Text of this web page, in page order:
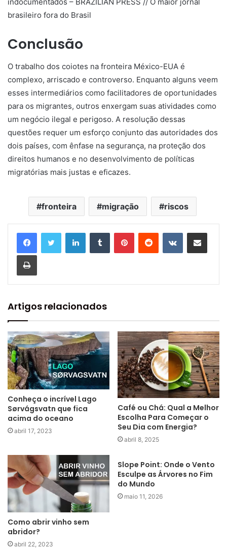
Conclusão
O trabalho dos coiotes na fronteira México-EUA é
complexo, arriscado e controverso. Enquanto alguns veem
esses intermediários como facilitadores de oportunidades
para os migrantes, outros enxergam suas atividades como
um negócio ilegal e perigoso. A resolução dessas
questões requer um esforço conjunto das autoridades dos
dois países, com ênfase na segurança, na proteção dos
direitos humanos e no desenvolvimento de políticas
migratórias mais justas e eficazes.
fronteira migração riscos
Artigos relacionados
Conheça o incrível Lago
Sørvágsvatn que fica
acima do oceano
abril 17, 2023
Café ou Chá: Qual a Melhor
Escolha Para Começar o
Seu Dia com Energia?
abril 8, 2025
Como abrir vinho sem
abridor?
abril 22, 2023
Slope Point: Onde o Vento
Esculpe as Árvores no Fim
do Mundo
maio 11, 2026